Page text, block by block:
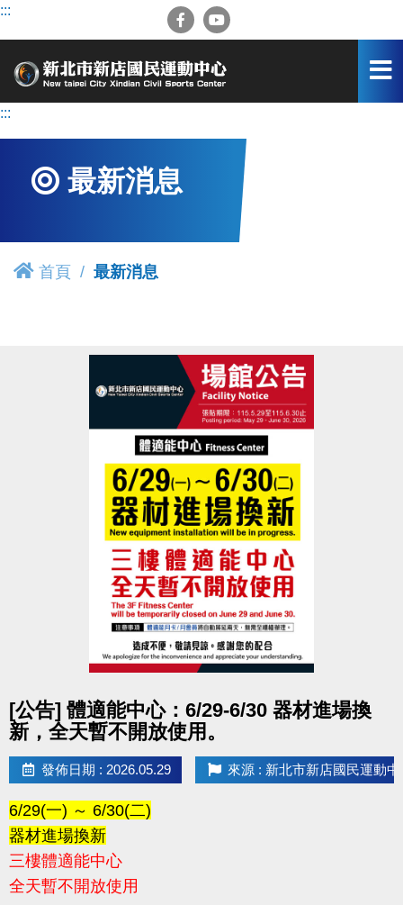
跳
容
:::
:::
最新消息
首頁 最新消息
[公告] 體適能中心：6/29-6/30 器材進場換
新，全天暫不開放使用。
發佈日期 : 2026.05.29 來源 : 新北市新店國民運動中
6/29(一) ～ 6/30(二)
器材進場換新
三樓體適能中心
全天暫不開放使用